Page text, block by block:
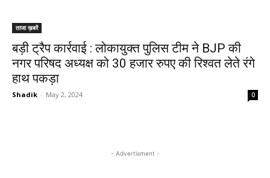
ताजा ख़बरें
बड़ी ट्रैप कार्रवाई : लोकायुक्त पुलिस टीम ने BJP की
नगर परिषद अध्यक्ष को 30 हजार रुपए की रिश्वत लेते रंगे
हाथ पकड़ा
Shadik - May 2, 2024 0
- Advertisment -